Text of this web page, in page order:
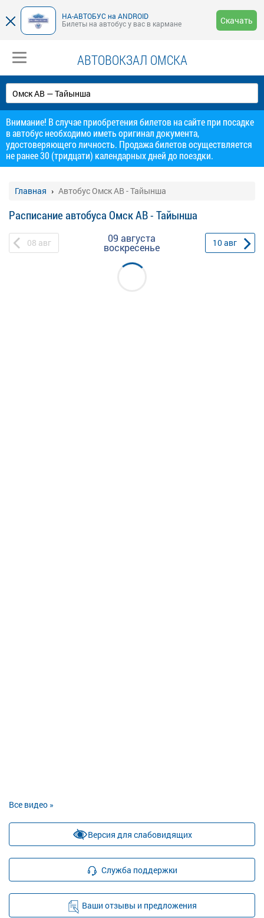
НА-АВТОБУС на ANDROID
Билеты на автобус у вас в кармане
Скачать
АВТОВОКЗАЛ ОМСКА
Внимание! В случае приобретения билетов на сайте при посадке
в автобус необходимо иметь оригинал документа,
удостоверяющего личность. Продажа билетов осуществляется
не ранее 30 (тридцати) календарных дней до поездки.
Главная Автобус Омск АВ - Тайынша
Расписание автобуса Омск АВ - Тайынша
08 авг 09 августа
воскресенье 10авг
Все видео »
Версия для слабовидящих
Служба поддержки
Ваши отзывы и предложения